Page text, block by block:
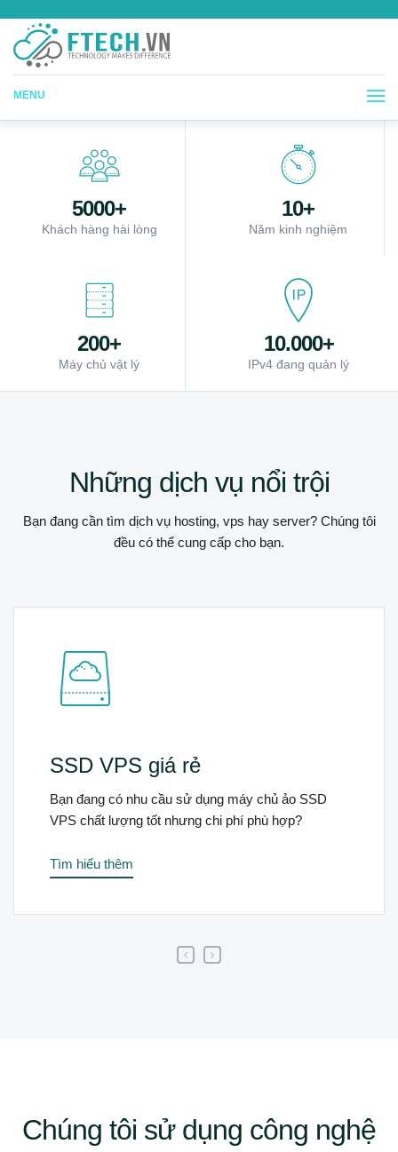
MENU
5000+
Khách hàng hài lòng
10+
Năm kinh nghiệm
200+
Máy chủ vật lý
10.000+
IPv4 đang quản lý
Những dịch vụ nổi trội
Bạn đang cần tìm dịch vụ hosting, vps hay server? Chúng tôi
đều có thể cung cấp cho bạn.
máy chủ ảo SSD
phí phù hợp?
Bạn cần máy chủ riêng,
server, website hay dự án
Chúng tôi sử dụng công nghệ